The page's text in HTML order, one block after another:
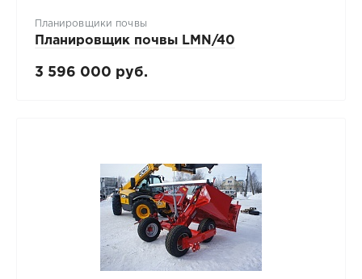
Планировщики почвы
Планировщик почвы LMN/40
3 596 000 руб.